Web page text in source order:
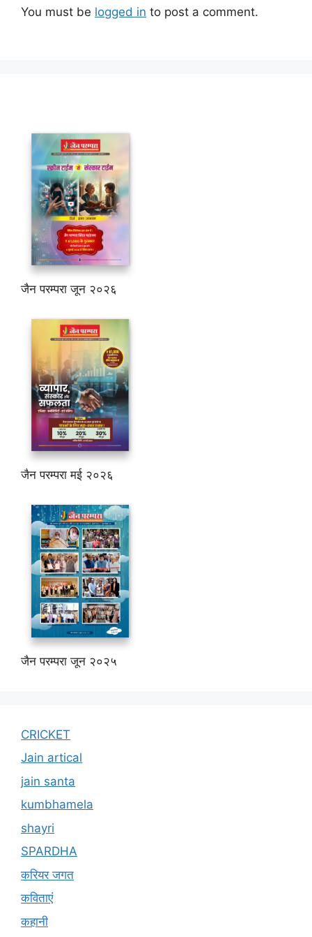
You must be logged in to post a comment.
जैन परम्परा जून २०२६
जैन परम्परा मई २०२६
जैन परम्परा जून २०२५
CRICKET
Jain artical
jain santa
kumbhamela
shayri
SPARDHA
करियर जगत
कविताएं
कहानी